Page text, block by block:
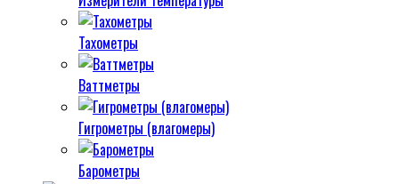
Тахометры
Ваттметры
Гигрометры (влагомеры)
Барометры